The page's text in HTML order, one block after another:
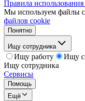
Правила
Мы используем файлы
файлов cookie
Понятно
Ищу сотрудника
Ищу работу
Ищу
Ищу сотрудника
Сервисы
Помощь
Ещё